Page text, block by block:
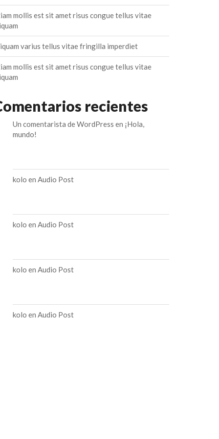
mollis est sit amet risus congue tellus vitae
varius tellus vitae fringilla imperdiet
mollis est sit amet risus congue tellus vitae
recientes
Un comentarista de WordPress en ¡Hola,
mundo!
kolo en Audio Post
kolo en Audio Post
kolo en Audio Post
kolo en Audio Post